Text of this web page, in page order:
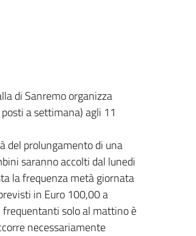
di Sanremo organizza
a settimana) agli 11
del prolungamento di una
saranno accolti dal lunedi
la frequenza metà giornata
in Euro 100,00 a
solo al mattino è
necessariamente